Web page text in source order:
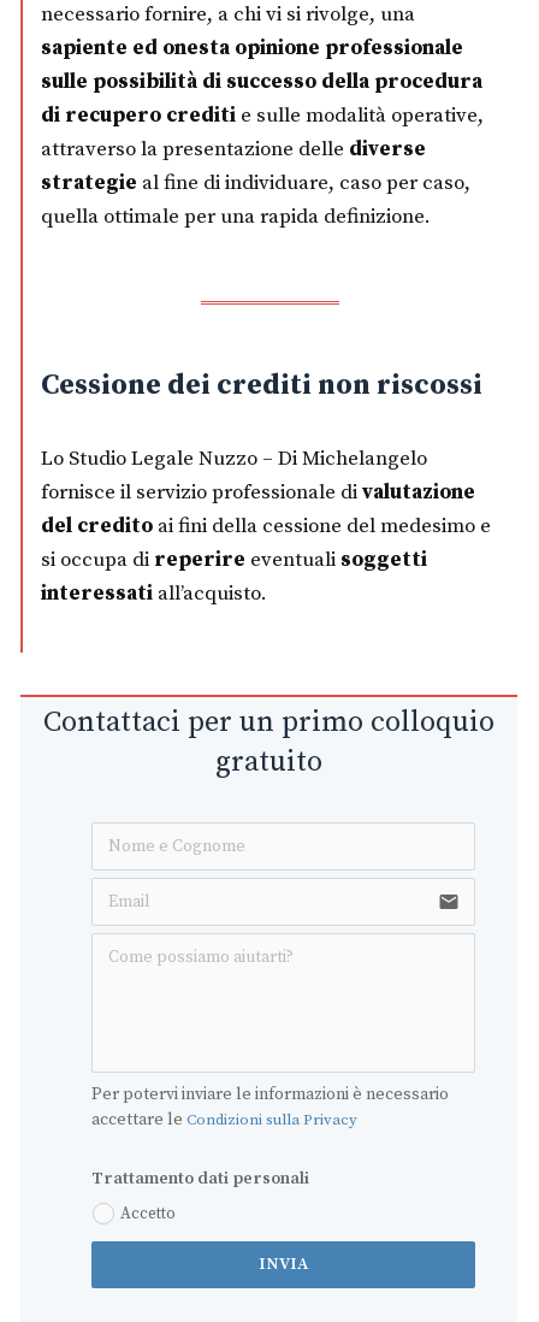
necessario fornire, a chi vi si rivolge, una
sapiente ed onesta opinione professionale
sulle possibilità di successo della procedura
di recupero crediti e sulle modalità operative,
attraverso la presentazione delle diverse
strategie al fine di individuare, caso per caso,
quella ottimale per una rapida definizione.
Cessione dei crediti non riscossi
Lo Studio Legale Nuzzo – Di Michelangelo
fornisce il servizio professionale divalutazione
del credito ai fini della cessione del medesimo e
si occupa di reperire eventuali soggetti
interessati all’acquisto.
Contattaci per un primo colloquio
gratuito
email
Per potervi inviare le informazioni è necessario
accettare le Condizioni sulla Privacy
Trattamento dati personali
Accetto
INVIA